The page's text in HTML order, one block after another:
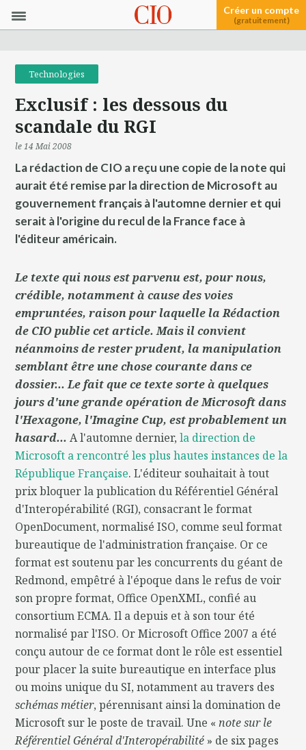
Créer un compte
(gratuitement)
Technologies
Exclusif : les dessous du
scandale du RGI
le 14 Mai 2008
La rédaction de CIO a reçu une copie de la note qui
aurait été remise par la direction de Microsoft au
gouvernement français à l'automne dernier et qui
serait à l'origine du recul de la France face à
l'éditeur américain.
Le texte qui nous est parvenu est, pour nous,
crédible, notamment à cause des voies
empruntées, raison pour laquelle la Rédaction
de CIO publie cet article. Mais il convient
néanmoins de rester prudent, la manipulation
semblant être une chose courante dans ce
dossier... Le fait que ce texte sorte à quelques
jours d'une grande opération de Microsoft dans
l'Hexagone, l'Imagine Cup, est probablement un
hasard... A l'automne dernier,la direction de
Microsoft a rencontré les plus hautes instances de la
République Française. L'éditeur souhaitait à tout
prix bloquer la publication du Référentiel Général
d'Interopérabilité (RGI), consacrant le format
OpenDocument, normalisé ISO, comme seul format
bureautique de l'administration française. Or ce
format est soutenu par les concurrents du géant de
Redmond, empêtré à l'époque dans le refus de voir
son propre format, Office OpenXML, confié au
consortium ECMA. Il a depuis et à son tour été
normalisé par l'ISO. Or Microsoft Office 2007 a été
conçu autour de ce format dont le rôle est essentiel
pour placer la suite bureautique en interface plus
ou moins unique du SI, notamment au travers des
schémas métier, pérennisant ainsi la domination de
Microsoft sur le poste de travail. Une «note sur le
Référentiel Général d'Interopérabilité » de six pages